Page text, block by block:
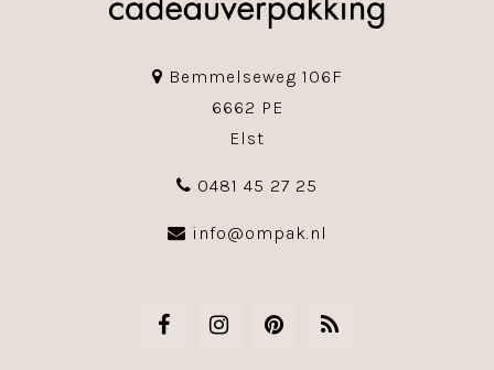
Bemmelseweg 106F
6662 PE
Elst
0481 45 27 25
info@ompak.nl